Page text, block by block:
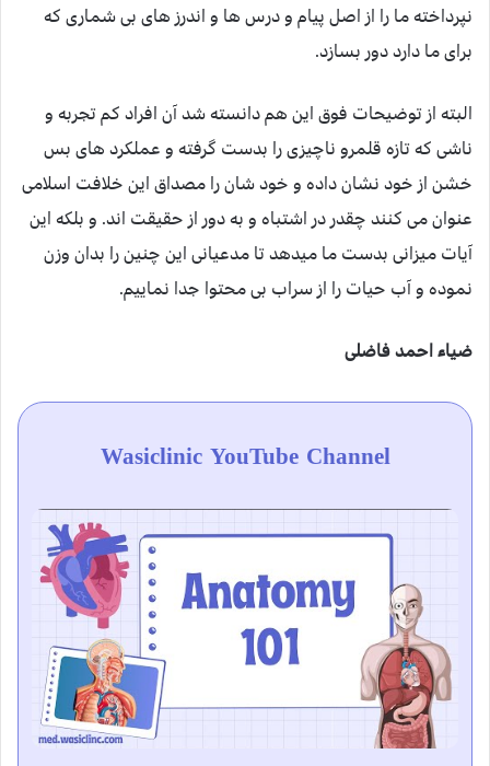
نپرداخته ما را از اصل پیام و درس ها و اندرز های بی شماری که
برای ما دارد دور بسازد.
البته از توضیحات فوق این هم دانسته شد آن افراد کم تجربه و
ناشی که تازه قلمرو ناچیزی را بدست گرفته و عملکرد های بس
خشن از خود نشان داده و خود شان را مصداق این خلافت اسلامی
عنوان می کنند چقدر در اشتباه و به دور از حقیقت اند. و بلکه این
آیات میزانی بدست ما میدهد تا مدعیانی این چنین را بدان وزن
نموده و آب حیات را از سراب بی محتوا جدا نماییم.
ضیاء احمد فاضلی
Wasiclinic YouTube Channel